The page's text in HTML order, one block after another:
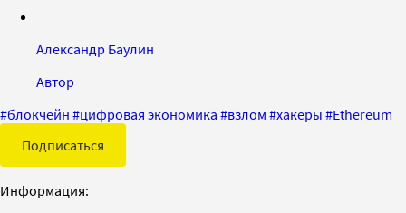
Александр Баулин
Автор
#блокчейн #цифровая экономика #взлом #хакеры #Ethereum
Подписаться
Информация: